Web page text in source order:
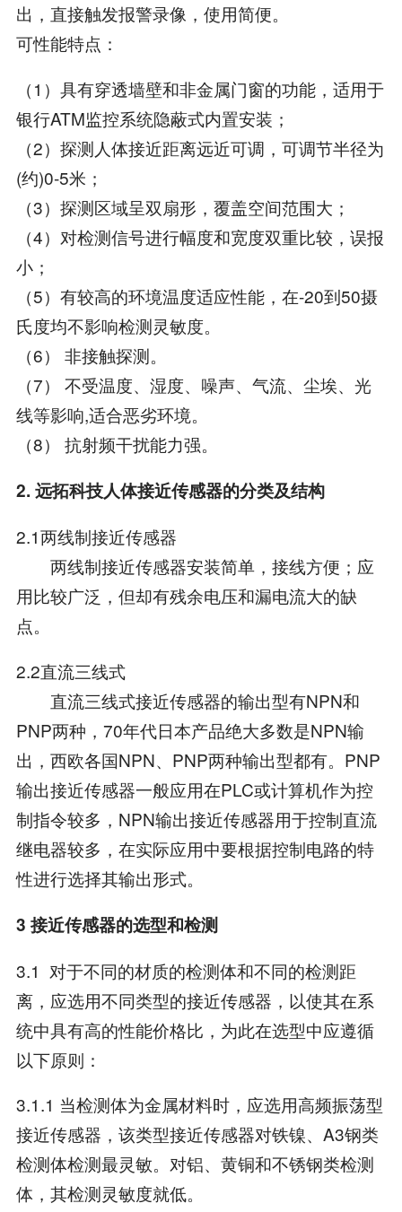
出，直接触发报警录像，使用简便。
可性能特点：
（1）具有穿透墙壁和非金属门窗的功能，适用于
银行ATM监控系统隐蔽式内置安装；
（2）探测人体接近距离远近可调，可调节半径为
(约)0-5米；
（3）探测区域呈双扇形，覆盖空间范围大；
（4）对检测信号进行幅度和宽度双重比较，误报
小；
（5）有较高的环境温度适应性能，在-20到50摄
氏度均不影响检测灵敏度。
（6） 非接触探测。
（7） 不受温度、湿度、噪声、气流、尘埃、光
线等影响,适合恶劣环境。
（8） 抗射频干扰能力强。
2. 远拓科技人体接近传感器的分类及结构
2.1两线制接近传感器
两线制接近传感器安装简单，接线方便；应
用比较广泛，但却有残余电压和漏电流大的缺
点。
2.2直流三线式
直流三线式接近传感器的输出型有NPN和
PNP两种，70年代日本产品绝大多数是NPN输
出，西欧各国NPN、PNP两种输出型都有。PNP
输出接近传感器一般应用在PLC或计算机作为控
制指令较多，NPN输出接近传感器用于控制直流
继电器较多，在实际应用中要根据控制电路的特
性进行选择其输出形式。
3 接近传感器的选型和检测
3.1 对于不同的材质的检测体和不同的检测距
离，应选用不同类型的接近传感器，以使其在系
统中具有高的性能价格比，为此在选型中应遵循
以下原则：
3.1.1 当检测体为金属材料时，应选用高频振荡型
接近传感器，该类型接近传感器对铁镍、A3钢类
检测体检测最灵敏。对铝、黄铜和不锈钢类检测
体，其检测灵敏度就低。